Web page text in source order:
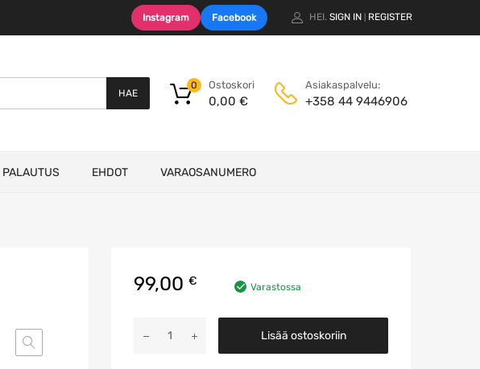
Instagram Facebook HEI. SIGN IN REGISTER
HAE
Ostoskori
0,00 €
0 Asiakaspalvelu:
+358 44 9446906
PALAUTUS EHDOT VARAOSANUMERO
99,00 € Varastossa
Ohjainyksikkö
Lisää ostoskoriin